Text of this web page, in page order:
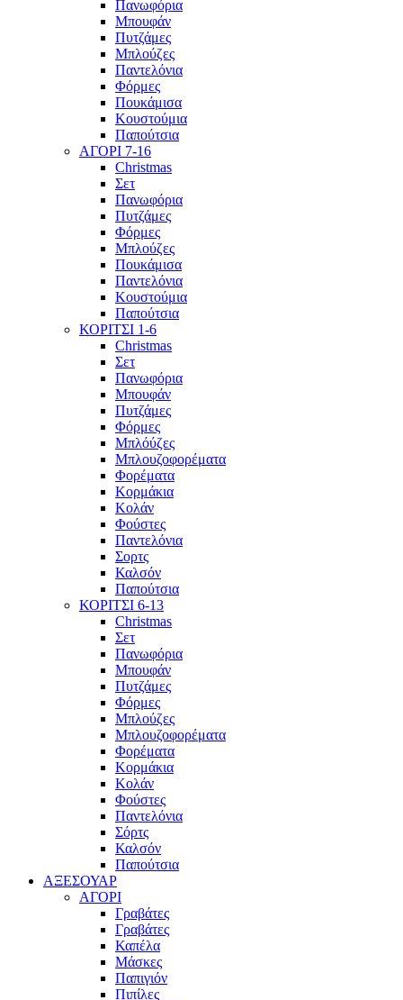
Πανωφόρια
Μπουφάν
Πυτζάμες
Μπλούζες
Παντελόνια
Φόρμες
Πουκάμισα
Κουστούμια
Παπούτσια
ΑΓΟΡΙ 7-16
Christmas
Σετ
Πανωφόρια
Πυτζάμες
Φόρμες
Μπλούζες
Πουκάμισα
Παντελόνια
Κουστούμια
Παπούτσια
ΚΟΡΙΤΣΙ 1-6
Christmas
Σετ
Πανωφόρια
Μπουφάν
Πυτζάμες
Φόρμες
Μπλόύζες
Μπλουζοφορέματα
Φορέματα
Κορμάκια
Κολάν
Φούστες
Παντελόνια
Σορτς
Καλσόν
Παπούτσια
ΚΟΡΙΤΣΙ 6-13
Christmas
Σετ
Πανωφόρια
Μπουφάν
Πυτζάμες
Φόρμες
Μπλούζες
Μπλουζοφορέματα
Φορέματα
Κορμάκια
Κολάν
Φούστες
Παντελόνια
Σόρτς
Καλσόν
Παπούτσια
ΑΞΕΣΟΥΑΡ
ΑΓΟΡΙ
Γραβάτες
Γραβάτες
Καπέλα
Μάσκες
Παπιγιόν
Πιπίλες